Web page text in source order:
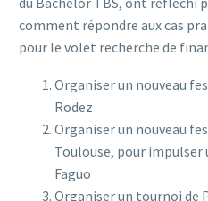
comment répondre aux cas
pour le volet recherche de
Organiser un nouveau
Rodez
Organiser un nouveau
Toulouse, pour impulser
Faguo
Organiser un tournoi de